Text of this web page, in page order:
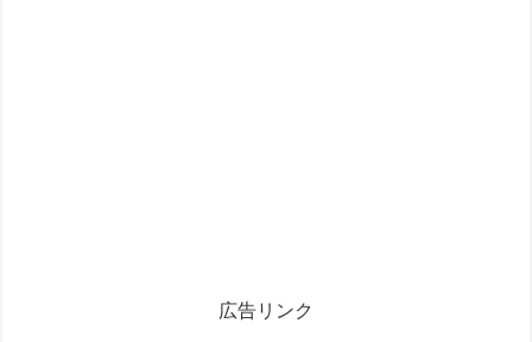
広告リンク